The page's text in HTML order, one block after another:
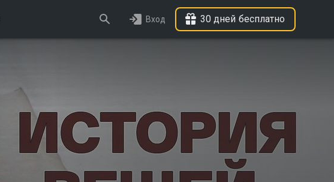
Вход 30 дней бесплатно